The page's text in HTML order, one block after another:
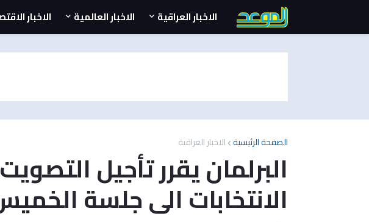
الاخبار العراقية الاخبار العالمية الاخبار
الصفحة الرئيسية الاخبار العراقية
البرلمان يقرر تأجيل
الانتخابات الى جلسة